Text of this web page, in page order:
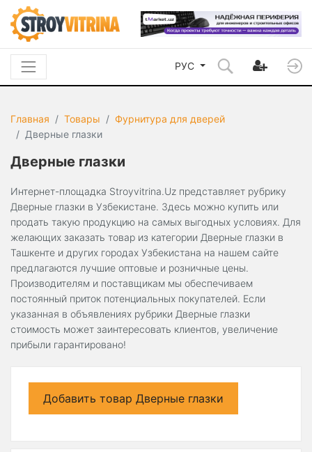
РУС
Главная Товары
Фурнитура для дверей
Дверные глазки
Дверные глазки
Интернет-площадка Stroyvitrina.Uz представляет рубрику
Дверные глазки в Узбекистане. Здесь можно купить или
продать такую продукцию на самых выгодных условиях. Для
желающих заказать товар из категории Дверные глазки в
Ташкенте и других городах Узбекистана на нашем сайте
предлагаются лучшие оптовые и розничные цены.
Производителям и поставщикам мы обеспечиваем
постоянный приток потенциальных покупателей. Если
указанная в объявлениях рубрики Дверные глазки
стоимость может заинтересовать клиентов, увеличение
прибыли гарантировано!
Добавить товар Дверные глазки